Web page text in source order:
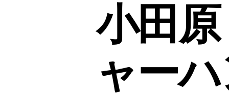
小田
ャー